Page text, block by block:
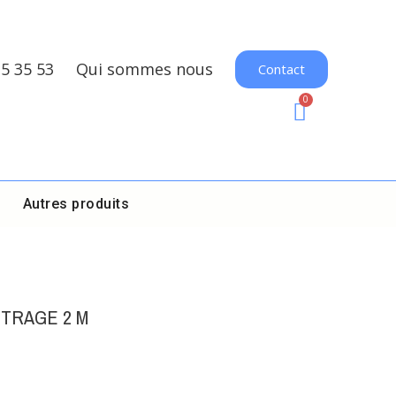
35 53 Qui sommes nous Contact
Autres produits
2 M